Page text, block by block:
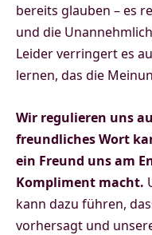
bereits glauben – es
und die
Leider verringert es
lernen, das die
Wir regulieren uns
freundliches Wort
ein Freund uns am
Kompliment macht.
kann dazu führen,
vorhersagt und